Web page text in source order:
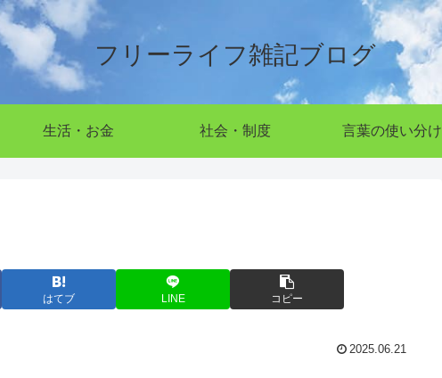
フリーライフ雑記ブログ
生活・お金 社会・制度 言葉の使い分け
はてブ LINE コピー
2025.06.21